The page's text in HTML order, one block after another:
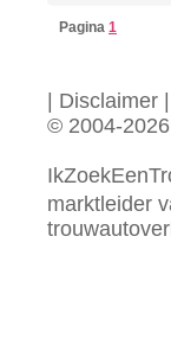
Pagina 1
Disclaimer
© 2004-
marktleider